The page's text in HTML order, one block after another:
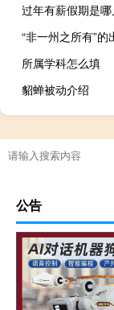
过年有薪假期是哪
“非一州之所有”的
所属学科怎么填
貂蝉被动介绍
公告